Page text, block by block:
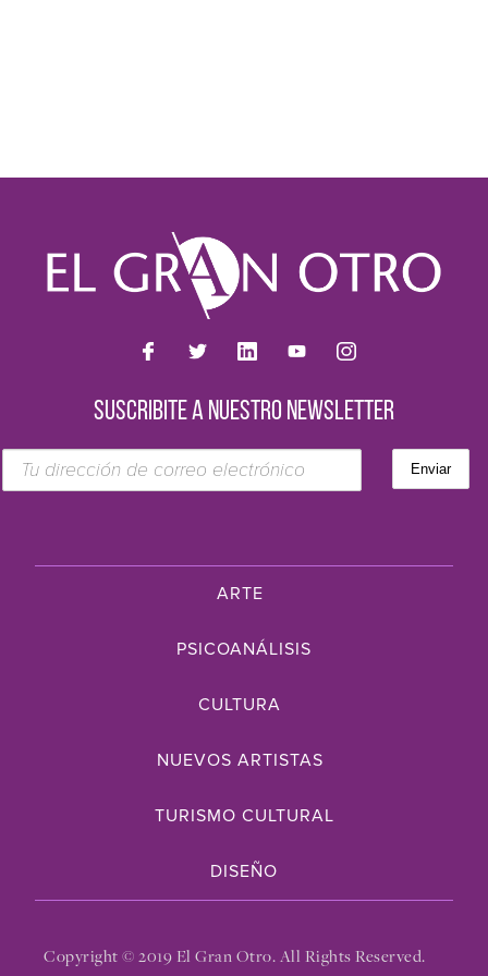
SUSCRIBITE A NUESTRO NEWSLETTER
ARTE
PSICOANÁLISIS
CULTURA
NUEVOS ARTISTAS
TURISMO CULTURAL
DISEÑO
Copyright © 2019 El Gran Otro. All Rights Reserved.